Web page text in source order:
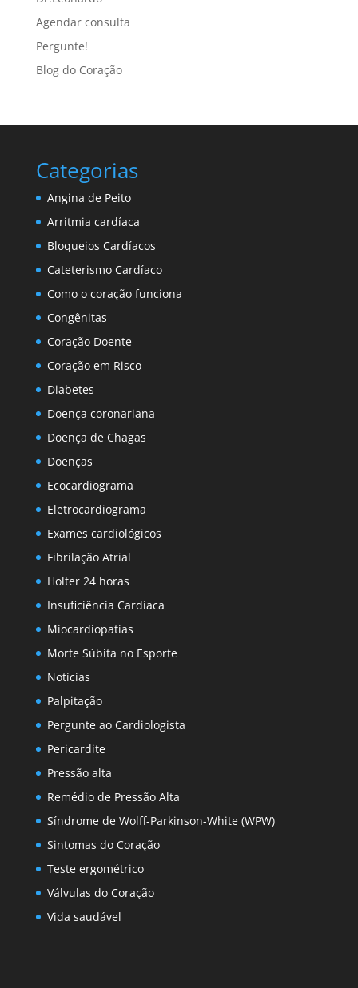
Agendar consulta
Pergunte!
Blog do Coração
Categorias
Angina de Peito
Arritmia cardíaca
Bloqueios Cardíacos
Cateterismo Cardíaco
Como o coração funciona
Congênitas
Coração Doente
Coração em Risco
Diabetes
Doença coronariana
Doença de Chagas
Doenças
Ecocardiograma
Eletrocardiograma
Exames cardiológicos
Fibrilação Atrial
Holter 24 horas
Insuficiência Cardíaca
Miocardiopatias
Morte Súbita no Esporte
Notícias
Palpitação
Pergunte ao Cardiologista
Pericardite
Pressão alta
Remédio de Pressão Alta
Síndrome de Wolff-Parkinson-White (WPW)
Sintomas do Coração
Teste ergométrico
Válvulas do Coração
Vida saudável